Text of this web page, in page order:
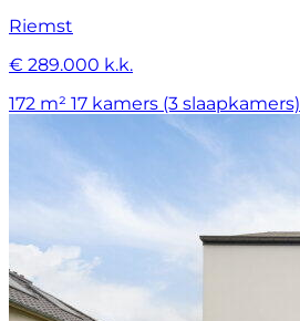
Riemst
€ 289.000 k.k.
172 m² 17 kamers (3 slaapkamers)